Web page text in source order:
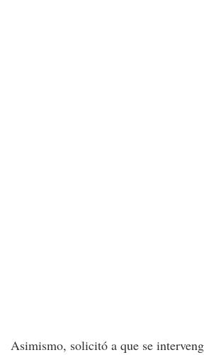
Asimismo, solicitó a que se